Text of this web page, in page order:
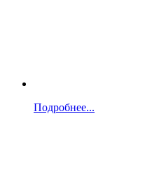
Подробнее...